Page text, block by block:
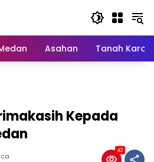
Asahan Tanah Karo
Kepada
42